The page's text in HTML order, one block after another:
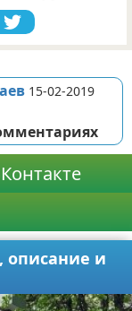
15-02-2019
описание и